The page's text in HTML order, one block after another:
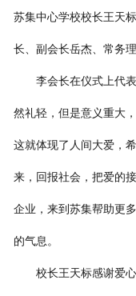
苏集中心学校校长王天标
长、副会长岳杰、常务
李会长在仪式上代
然礼轻，但是意义重大
这就体现了人间大爱，
来，回报社会，把爱的
企业，来到苏集帮助更
的气息。
校长王天标感谢爱